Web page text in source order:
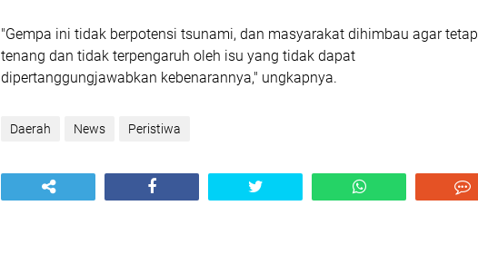
"Gempa ini tidak berpotensi tsunami, dan masyarakat dihimbau agar tetap
tenang dan tidak terpengaruh oleh isu yang tidak dapat
dipertanggungjawabkan kebenarannya," ungkapnya.
Daerah News Peristiwa